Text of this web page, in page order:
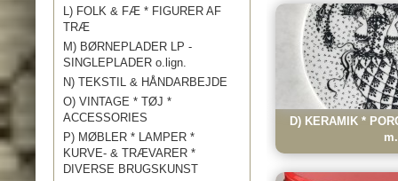
L) FOLK & FÆ * FIGURER AF
TRÆ
M) BØRNEPLADER LP -
SINGLEPLADER o.lign.
N) TEKSTIL & HÅNDARBEJDE
O) VINTAGE * TØJ *
ACCESSORIES
P) MØBLER * LAMPER *
KURVE- & TRÆVARER *
DIVERSE BRUGSKUNST
D) KERAMIK *